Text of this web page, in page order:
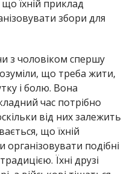
їхній приклад
збори для
з чоловіком спершу
що треба жити,
і болю. Вона
час потрібно
від них залежить
що їхній
подібні
Їхні друзі